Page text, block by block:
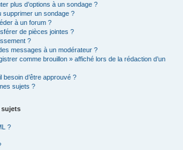
plus d’options à un sondage ?
supprimer un sondage ?
à un forum ?
de pièces jointes ?
?
messages à un modérateur ?
comme brouillon » affiché lors de la rédaction d’un
besoin d’être approuvé ?
sujets ?
sujets
?